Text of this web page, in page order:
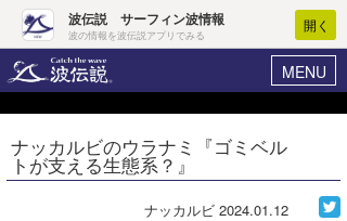
波伝説 サーフィン波情報
波の情報を波伝説アプリでみる
開く
MENU
ヘルプ マイホーム
ログイン
ナッカルビのウラナミ『ゴミベル
トが支える生態系？』
ナッカルビ 2024.01.12
Core Surf Japan